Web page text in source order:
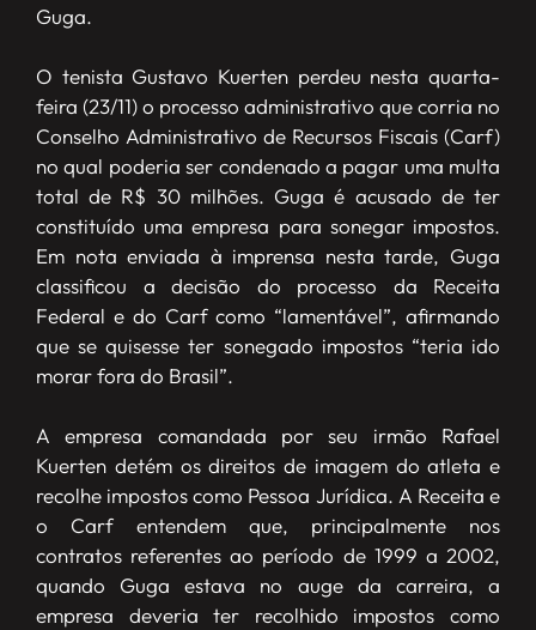
Guga.
O tenista Gustavo Kuerten perdeu nesta quarta-
feira (23/11) o processo administrativo que corria no
Conselho Administrativo de Recursos Fiscais (Carf)
no qual poderia ser condenado a pagar uma multa
total de R$ 30 milhões. Guga é acusado de ter
constituído uma empresa para sonegar impostos.
Em nota enviada à imprensa nesta tarde, Guga
classificou a decisão do processo da Receita
Federal e do Carf como “lamentável”, afirmando
que se quisesse ter sonegado impostos “teria ido
morar fora do Brasil”.
A empresa comandada por seu irmão Rafael
Kuerten detém os direitos de imagem do atleta e
recolhe impostos como Pessoa Jurídica. A Receita e
o Carf entendem que, principalmente nos
contratos referentes ao período de 1999 a 2002,
quando Guga estava no auge da carreira, a
empresa deveria ter recolhido impostos como